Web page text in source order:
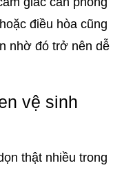
điều hòa cũng
nhờ đó trở nên dễ
vệ sinh
thật nhiều trong